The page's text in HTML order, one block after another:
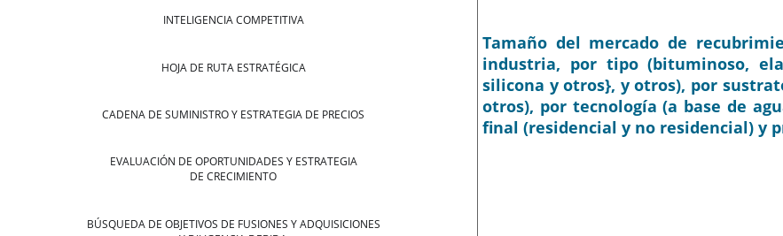
INTELIGENCIA COMPETITIVA
HOJA DE RUTA ESTRATÉGICA
CADENA DE SUMINISTRO Y ESTRATEGIA DE PRECIOS
EVALUACIÓN DE OPORTUNIDADES Y ESTRATEGIA
DE CRECIMIENTO
BÚSQUEDA DE OBJETIVOS DE FUSIONES Y ADQUISICIONES
Tamaño del mercado de
industria, por tipo (bituminoso,
silicona y otros}, y otros), por
otros), por tecnología (a base de
final (residencial y no residencial) y